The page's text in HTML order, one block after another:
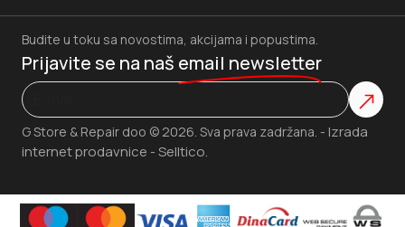
G Store & Repair doo © 2026. Sva prava zadržana. - Izrada
internet prodavnice - Selltico.
Budite u toku sa novostima, akcijama i popustima.
Prijavite se na naš email newsletter